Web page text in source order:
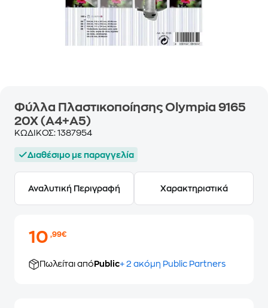
Φύλλα Πλαστικοποίησης Olympia 9165
20X (A4+A5)
ΚΩΔΙΚΟΣ: 1387954
Διαθέσιμο με παραγγελία
Αναλυτική Περιγραφή Χαρακτηριστικά
10,99€
Πωλείται από Public+ 2 ακόμη Public Partners